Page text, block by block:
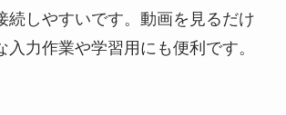
続しやすいです。動画を見るだけ
入力作業や学習用にも便利です。